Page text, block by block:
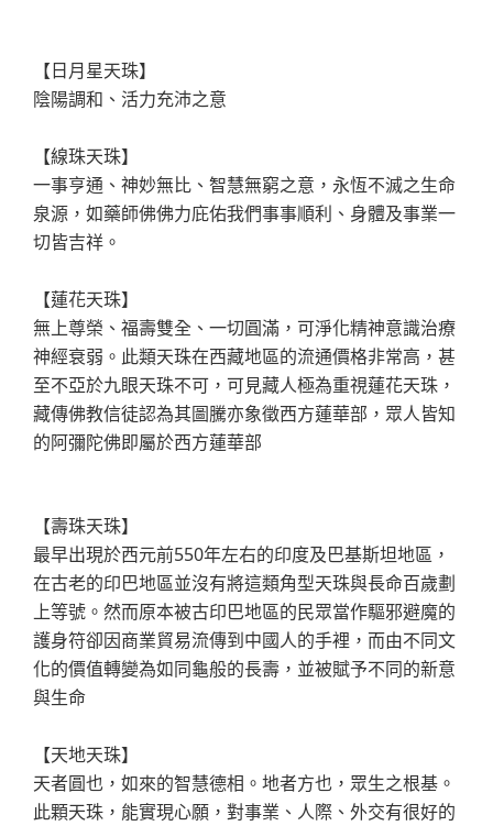
【日月星天珠】
陰陽調和、活力充沛之意
【線珠天珠】
一事亨通、神妙無比、智慧無窮之意，永恆不滅之生命
泉源，如藥師佛佛力庇佑我們事事順利、身體及事業一
切皆吉祥。
【蓮花天珠】
無上尊榮、福壽雙全、一切圓滿，可淨化精神意識治療
神經衰弱。此類天珠在西藏地區的流通價格非常高，甚
至不亞於九眼天珠不可，可見藏人極為重視蓮花天珠，
藏傳佛教信徒認為其圖騰亦象徵西方蓮華部，眾人皆知
的阿彌陀佛即屬於西方蓮華部
【壽珠天珠】
最早出現於西元前550年左右的印度及巴基斯坦地區，
在古老的印巴地區並沒有將這類角型天珠與長命百歲劃
上等號。然而原本被古印巴地區的民眾當作驅邪避魔的
護身符卻因商業貿易流傳到中國人的手裡，而由不同文
化的價值轉變為如同龜般的長壽，並被賦予不同的新意
與生命
【天地天珠】
天者圓也，如來的智慧德相。地者方也，眾生之根基。
此顆天珠，能實現心願，對事業、人際、外交有很好的